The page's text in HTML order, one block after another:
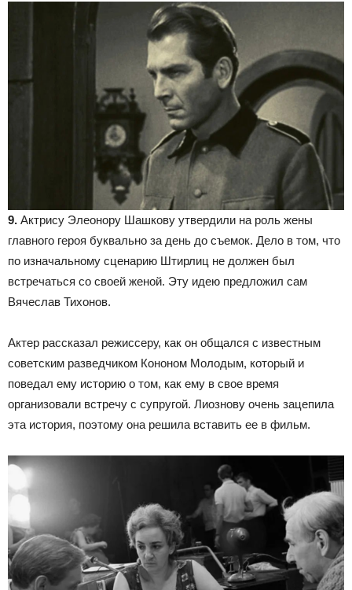
9. Актрису Элеонору Шашкову утвердили на роль жены
главного героя буквально за день до съемок. Дело в том, что
по изначальному сценарию Штирлиц не должен был
встречаться со своей женой. Эту идею предложил сам
Вячеслав Тихонов.
Актер рассказал режиссеру, как он общался с известным
советским разведчиком Кононом Молодым, который и
поведал ему историю о том, как ему в свое время
организовали встречу с супругой. Лиознову очень зацепила
эта история, поэтому она решила вставить ее в фильм.